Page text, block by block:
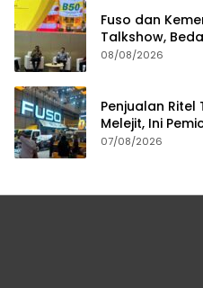
Fuso dan
Talkshow,
Dampaknya
08/08/2026
Penjualan Ritel
Melejit, Ini
07/08/2026